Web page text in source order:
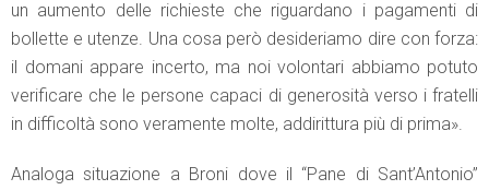
un aumento delle richieste che riguardano i pagamenti di
bollette e utenze. Una cosa però desideriamo dire con forza:
il domani appare incerto, ma noi volontari abbiamo potuto
verificare che le persone capaci di generosità verso i fratelli
in difficoltà sono veramente molte, addirittura più di prima».
Analoga situazione a Broni dove il “Pane di Sant’Antonio”